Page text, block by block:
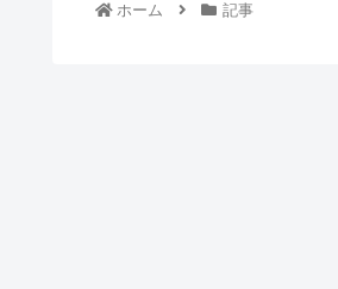
ホーム 記事